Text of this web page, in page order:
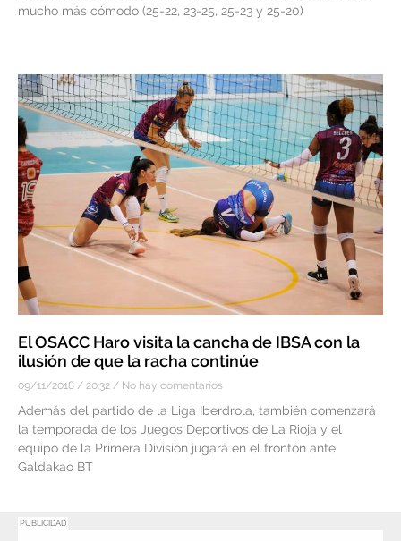
mucho más cómodo (25-22, 23-25, 25-23 y 25-20)
El OSACC Haro visita la cancha de IBSA con la
ilusión de que la racha continúe
09/11/2018 20:32 No hay comentarios
Además del partido de la Liga Iberdrola, también comenzará
la temporada de los Juegos Deportivos de La Rioja y el
equipo de la Primera División jugará en el frontón ante
Galdakao BT
PUBLICIDAD